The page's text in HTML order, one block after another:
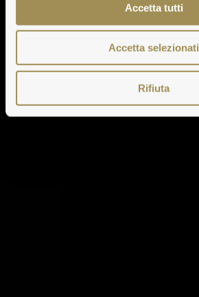
Accetta tutti
Accetta selezionati
Rifiuta